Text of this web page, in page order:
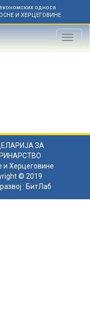
односа
И ХЕРЦЕГОВИНЕ
Toggle
ЗА
и Херцеговине
© 2019
: БитЛаб